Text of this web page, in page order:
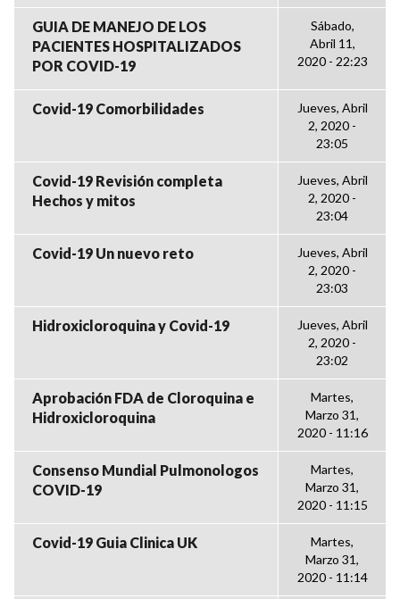
GUIA DE MANEJO DE LOS
PACIENTES HOSPITALIZADOS
POR COVID-19
Sábado,
Abril 11,
2020 - 22:23
Covid-19 Comorbilidades
Jueves, Abril
2, 2020 -
23:05
Covid-19 Revisión completa
Hechos y mitos
Jueves, Abril
2, 2020 -
23:04
Covid-19 Un nuevo reto
Jueves, Abril
2, 2020 -
23:03
Hidroxicloroquina y Covid-19
Jueves, Abril
2, 2020 -
23:02
Aprobación FDA de Cloroquina e
Hidroxicloroquina
Martes,
Marzo 31,
2020 - 11:16
Consenso Mundial Pulmonologos
COVID-19
Martes,
Marzo 31,
2020 - 11:15
Covid-19 Guia Clinica UK
Martes,
Marzo 31,
2020 - 11:14